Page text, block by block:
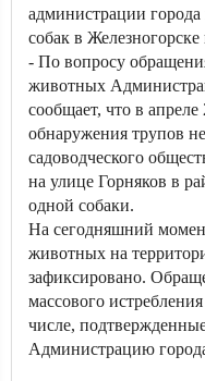
администрации города
собак в
- По вопросу
животных
сообщает, что в
обнаружения трупов
садоводческого
на улице Горняков в
одной собаки.
На сегодняшний
животных на
зафиксировано.
массового
числе,
Администрацию